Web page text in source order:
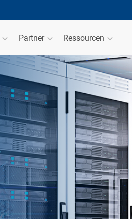
Partner Ressourcen